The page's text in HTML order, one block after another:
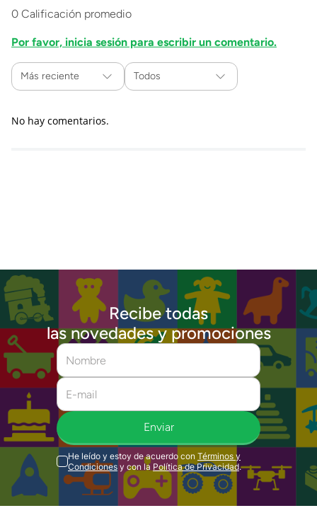
0 Calificación promedio
Por favor, inicia sesión para escribir un comentario.
Más reciente Todos
No hay comentarios.
Recibe todas
las novedades y promociones
Enviar
He leído y estoy de acuerdo con Términos y
Condiciones y con la Política de Privacidad.